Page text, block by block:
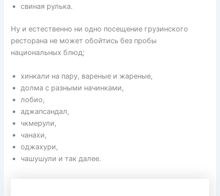
свиная рулька.
Ну и естественно ни одно посещение грузинского
ресторана не может обойтись без пробы
национальных блюд;
хинкали на пару, вареные и жареные,
долма с разными начинками,
лобио,
аджапсандал,
чкмерули,
чанахи,
оджахури,
чашушули и так далее.